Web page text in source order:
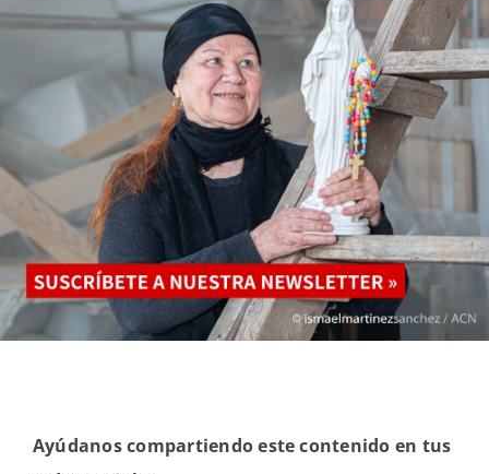
Ayúdanos compartiendo este contenido en tus